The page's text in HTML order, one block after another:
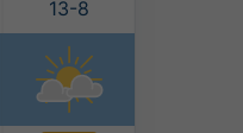
13-8